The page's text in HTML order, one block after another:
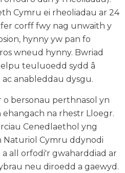
Cymru ei rheoliadau ar 24
corff fwy nag unwaith y
hynny yw pan fo
wneud hynny. Bwriad
teuluoedd sydd â
anableddau dysgu.
o bersonau perthnasol yn
na rhestr Lloegr.
Cenedlaethol yng
Naturiol Cymru ddynodi
all orfodi'r gwaharddiad ar
neu diroedd a gaewyd.